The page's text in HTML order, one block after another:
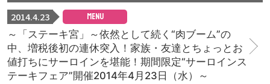
2014.4.23 MENU
～「ステーキ宮」～依然として続く“肉ブーム”の
中、増税後初の連休突入！家族・友達とちょっとお
値打ちにサーロインを堪能！期間限定“サーロインス
テーキフェア”開催2014年4月23日（水）～